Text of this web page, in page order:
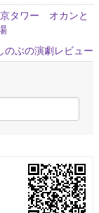
京タワー オカンと
のぶの演劇レビュー